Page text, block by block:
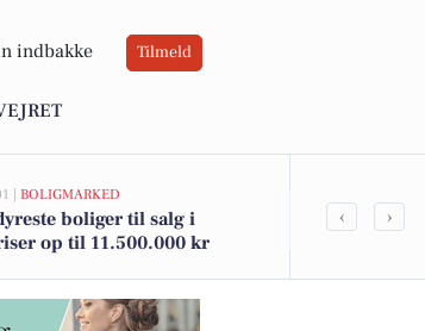
indbakke Tilmeld
| BOLIGMARKED
boliger til salg i
op til 11.500.000 kr
Open by
‹ ›